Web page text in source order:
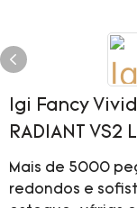
Igi Fancy
RADIANT VS2
Mais de 5000
redondos e